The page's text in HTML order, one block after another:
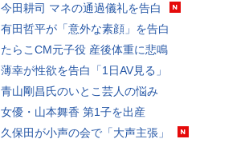
今田耕司 マネの通過儀礼を告白
有田哲平が「意外な素顔」を告白
たらこCM元子役 産後体重に悲鳴
薄幸が性欲を告白「1日AV見る」
青山剛昌氏のいとこ芸人の悩み
女優・山本舞香 第1子を出産
久保田が小声の会で「大声主張」